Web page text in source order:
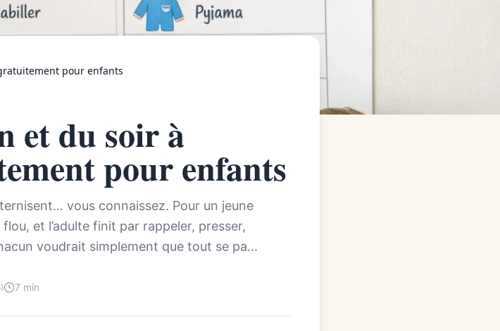
pour enfants
et du soir à
pour enfants
vous connaissez. Pour un jeune
et l’adulte finit par rappeler, presser,
voudrait simplement que tout se pa...
7 min